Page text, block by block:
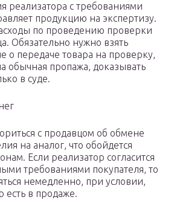
реализатора с требованиями
продукцию на экспертизу.
по проведению проверки
Обязательно нужно взять
о передаче товара на проверку,
обычная пропажа, доказывать
в суде.
с продавцом об обмене
на аналог, что обойдется
Если реализатор согласится
требованиями покупателя, то
немедленно, при условии,
есть в продаже.